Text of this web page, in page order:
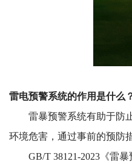
雷电预警系统的作用是什么
雷暴预警系统有助于防
环境危害，通过事前的预防
GB/T 38121-2023《雷